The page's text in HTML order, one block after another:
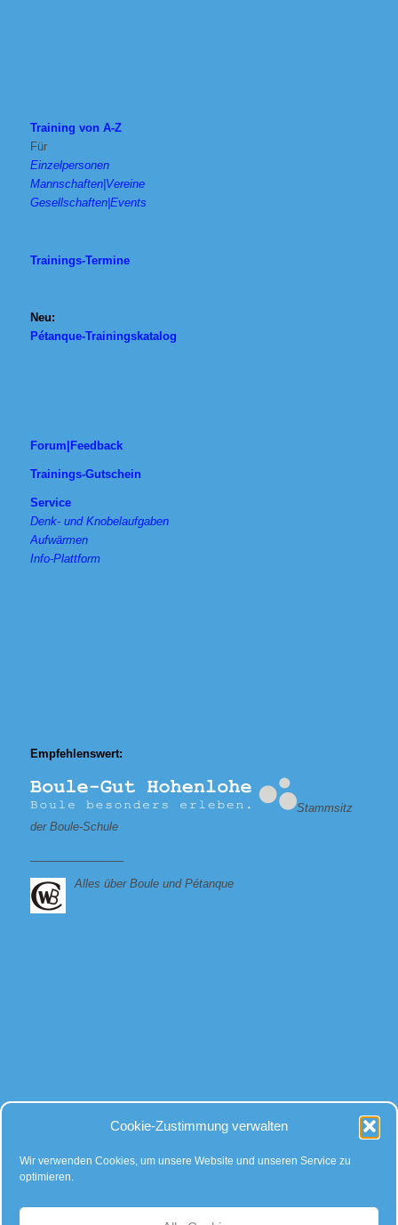
Cookie-Zustimmung verwalten
Wir verwenden Cookies, um unsere Website und unseren Service zu
optimieren.
Training von A-Z
Für
Einzelpersonen
Mannschaften|Vereine
Gesellschaften|Events
Trainings-Termine
Neu:
Pétanque-Trainingskatalog
Forum|Feedback
Trainings-Gutschein
Service
Denk- und Knobelaufgaben
Aufwärmen
Info-Plattform
Empfehlenswert:
Stammsitz
der Boule-Schule
Alles über Boule und Pétanque
Bei allen Fragen
rund um Kugeln und Zubehör, gibt es für uns nur eine Antwort:
Kompetente Beratung – faire Preise!